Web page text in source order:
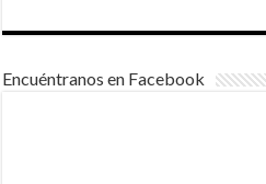
Encuéntranos en Facebook